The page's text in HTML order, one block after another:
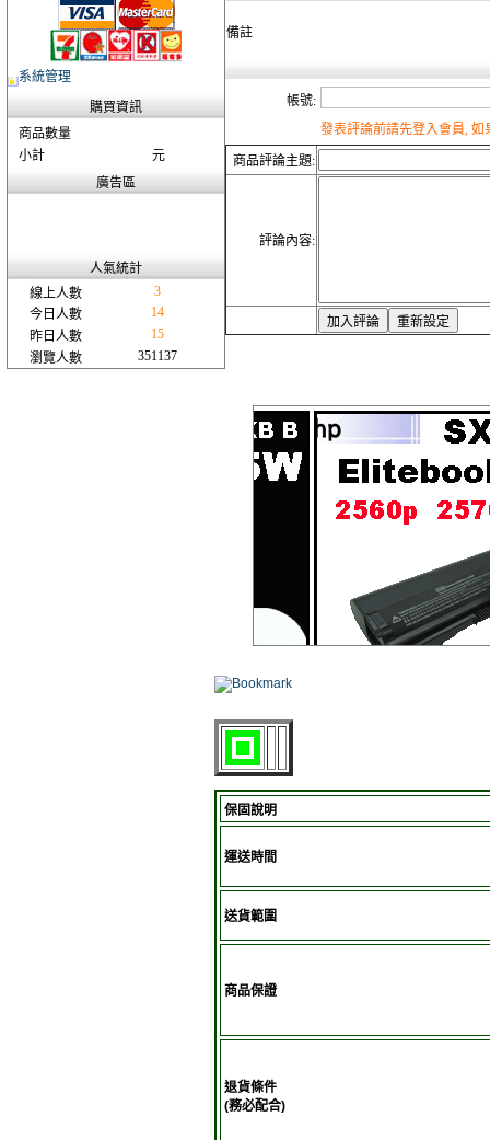
系統管理
購買資訊
商品數量
小計
元
廣告區
人氣統計
線上人數
3
今日人數
14
昨日人數
15
瀏覽人數
351137
備註
帳號:
發表評論前請先登入會員,
商品評論主題:
評論內容:
保固說明
運送時間
送貨範圍
商品保證
退貨條件
(務必配合)